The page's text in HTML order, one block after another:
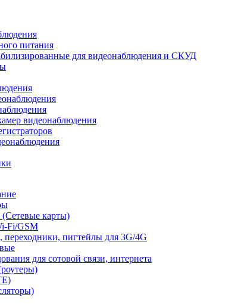
питания
для видеонаблюдения и СКУД
видеонаблюдения
карты)
Fi/GSM
переходники, пигтейлы для 3G/4G
для сотовой связи, интернета